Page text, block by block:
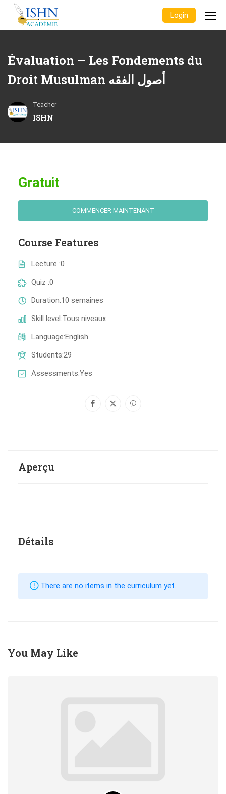
Login
Évaluation – Les Fondements du
Droit Musulman أصول الفقه
Teacher
ISHN
Aperçu
Détails
There are no items in the curriculum yet.
You May Like
Gratuit
COMMENCER MAINTENANT
Course Features
Lecture 0
Quiz 0
Duration 10 semaines
Skill level Tous niveaux
Language English
Students 29
Assessments Yes